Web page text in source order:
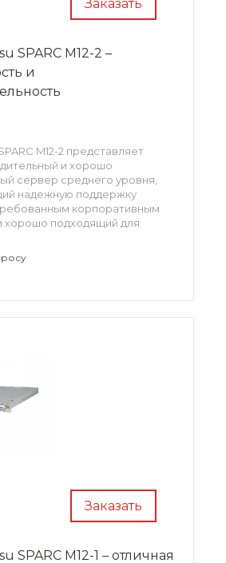
Заказать
SPARC M12-2 –
и
M12-2 представляет
и хорошо
сервер среднего уровня,
надежную поддержку
корпоративным
хорошо подходящий для
расходы на поддержание
Заказать
SPARC M12-1 – отличная